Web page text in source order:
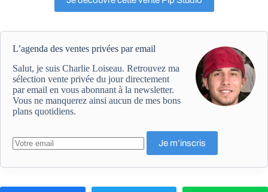
L’agenda des ventes privées par email
Salut, je suis Charlie Loiseau. Retrouvez ma
sélection vente privée du jour directement
par email en vous abonnant à la newsletter.
Vous ne manquerez ainsi aucun de mes bons
plans quotidiens.